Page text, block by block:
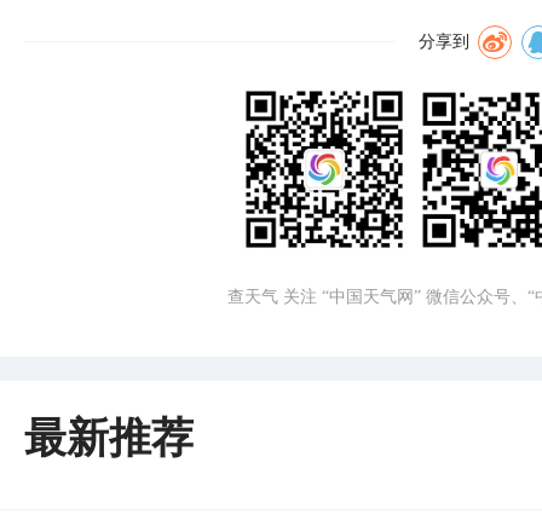
分享到
查天气 关注 “中国天气网” 微信公众号、
最新推荐